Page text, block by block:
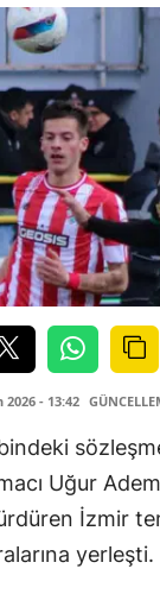
2026 - 13:42
Uğur
sürdüren İzmir
yerleşti.